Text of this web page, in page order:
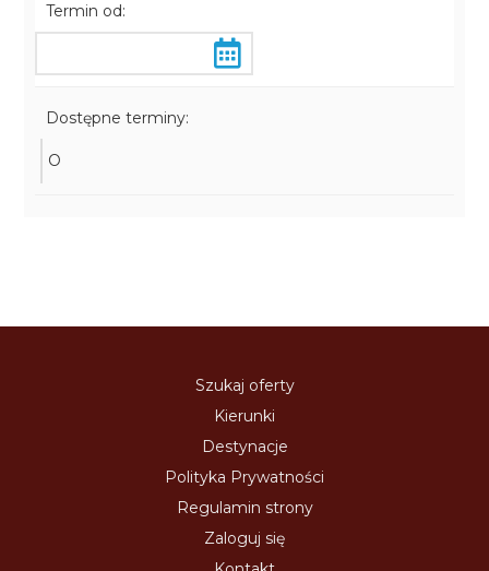
Termin od:
Dostępne terminy:
O
Szukaj oferty
Kierunki
Destynacje
Polityka Prywatności
Regulamin strony
Zaloguj się